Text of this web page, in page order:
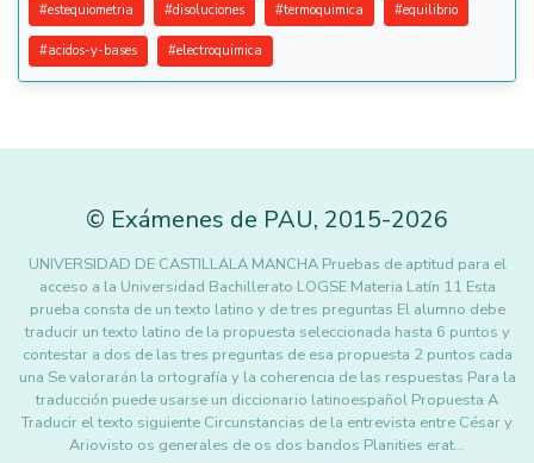
#estequiometria #disoluciones #termoquimica #equilibrio
#acidos-y-bases #electroquimica
© Exámenes de PAU, 2015-2026
UNIVERSIDAD DE CASTILLALA MANCHA Pruebas de aptitud para el
acceso a la Universidad Bachillerato LOGSE Materia Latín 11 Esta
prueba consta de un texto latino y de tres preguntas El alumno debe
traducir un texto latino de la propuesta seleccionada hasta 6 puntos y
contestar a dos de las tres preguntas de esa propuesta 2 puntos cada
una Se valorarán la ortografía y la coherencia de las respuestas Para la
traducción puede usarse un diccionario latinoespañol Propuesta A
Traducir el texto siguiente Circunstancias de la entrevista entre César y
Ariovisto os generales de os dos bandos Planities erat…